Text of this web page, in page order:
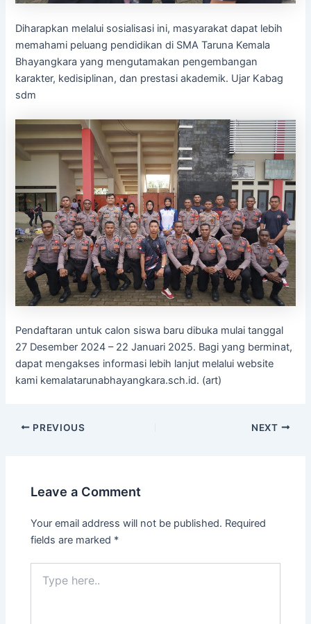
Diharapkan melalui sosialisasi ini, masyarakat dapat lebih
memahami peluang pendidikan di SMA Taruna Kemala
Bhayangkara yang mengutamakan pengembangan
karakter, kedisiplinan, dan prestasi akademik. Ujar Kabag
sdm
Pendaftaran untuk calon siswa baru dibuka mulai tanggal
27 Desember 2024 – 22 Januari 2025. Bagi yang berminat,
dapat mengakses informasi lebih lanjut melalui website
kami kemalatarunabhayangkara.sch.id. (art)
PREVIOUS NEXT
Leave a Comment
Your email address will not be published. Required
fields are marked *
here..